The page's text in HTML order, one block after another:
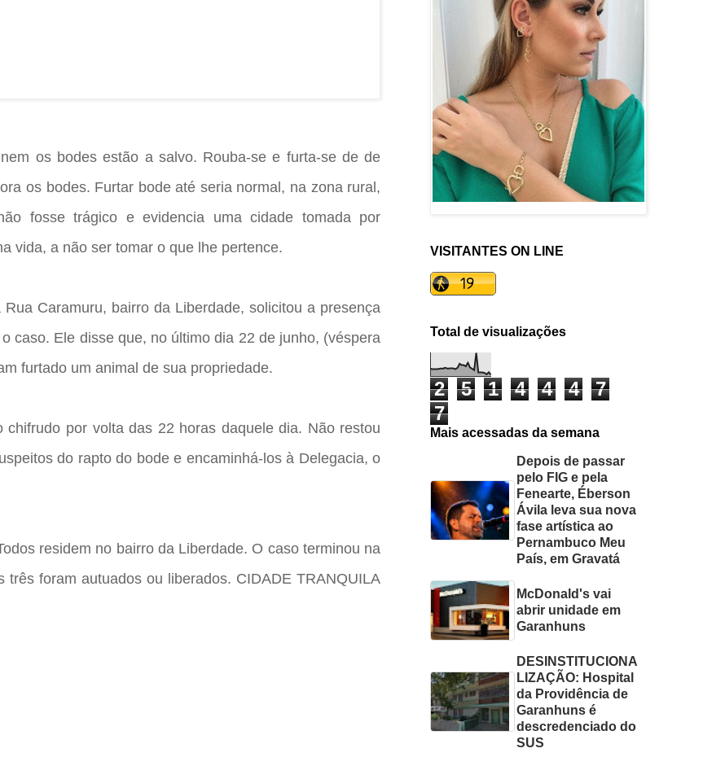
os bodes estão a salvo. Rouba-se e furta-se de de
os bodes. Furtar bode até seria normal, na zona rural,
fosse trágico e evidencia uma cidade tomada por
vida, a não ser tomar o que lhe pertence.
Caramuru, bairro da Liberdade, solicitou a presença
caso. Ele disse que, no último dia 22 de junho, (véspera
furtado um animal de sua propriedade.
por volta das 22 horas daquele dia. Não restou
do rapto do bode e encaminhá-los à Delegacia, o
residem no bairro da Liberdade. O caso terminou na
foram autuados ou liberados. CIDADE TRANQUILA
VISITANTES ON LINE
Total de visualizações
2 5 1 4 4 4
7
7
Mais acessadas da semana
Depois de passar
pelo FIG e pela
Fenearte, Éberson
Ávila leva sua nova
fase artística ao
Pernambuco Meu
País, em Gravatá
McDonald's vai
abrir unidade em
Garanhuns
DESINSTITUCIONA
LIZAÇÃO: Hospital
da Providência de
Garanhuns é
descredenciado do
SUS